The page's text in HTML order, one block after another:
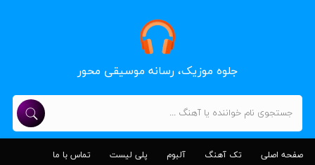
جلوه موزیک، رسانه موسیقی محور
صفحه اصلی تک آهنگ آلبوم پلی لیست تماس با ما